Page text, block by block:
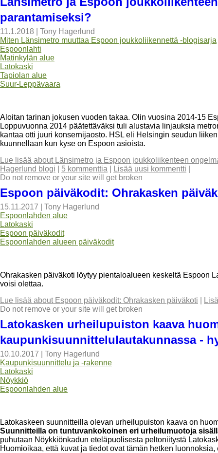
parantamiseksi?
11.1.2018
Tony Hagerlund
Miten Länsimetro muuttaa Espoon joukkoliikennettä -blogisarja
Espoonlahti
Matinkylän alue
Latokaski
Tapiolan alue
Suur-Leppävaara
Aloitan tarinan jokusen vuoden takaa. Olin vuosina 2014-15
Loppuvuonna 2014 päätettäväksi tuli alustavia linjauksia
kantaa otti juuri konsernijaosto. HSL eli Helsingin seudun
kuunnellaan kun kyse on Espoon asioista.
Lue lisää about Länsimetro ja Espoon joukkoliikenteen
Hagerlund blogi
5 kommenttia Lisää uusi kommentti
Do not remove or your site will get broken
Espoon päiväkodit: Ohrakasken
15.11.2017
Tony Hagerlund
Espoonlahden alue
Latokaski
Espoon päiväkodit
Espoonlahden alueen päiväkodit
Ohrakasken päiväkoti löytyy pientaloalueen keskeltä Espoon
voisi olettaa.
Lue lisää about Espoon päiväkodit: Ohrakasken päiväkoti
Do not remove or your site will get broken
Latokasken urheilupuiston kaava
kaupunkisuunnittelulautakunnassa -
10.10.2017
Tony Hagerlund
Kaupunkisuunnittelu ja -rakenne
Latokaski
Nöykkiö
Espoonlahden alue
Latokaskeen suunnitteilla olevan urheilupuiston kaava on
Suunnitteilla on tuntuvankokoinen eri urheilumuotoja
puhutaan Nöykkiönkadun eteläpuolisesta peltoniitystä
Huomioikaa, että kuvat ja tiedot ovat tämän hetken